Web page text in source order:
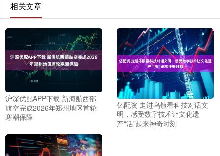
相关文章
沪深优配APP下载 新海航西部
航空完成2026年郑州地区首轮
寒潮保障
亿配资 走进乌镇看科技对话文
明，感受数字技术让文化遗
产“活”起来神奇时刻